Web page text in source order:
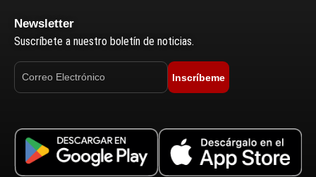
Newsletter
Suscríbete a nuestro boletín de noticias.
Inscríbeme